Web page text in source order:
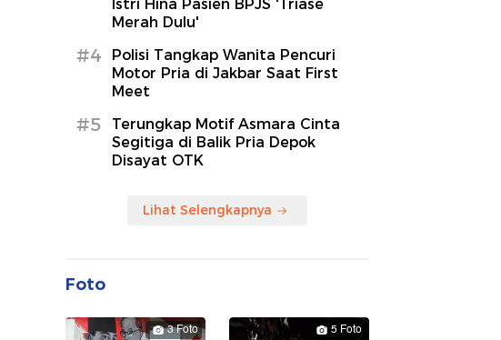
Istri Hina Pasien BPJS 'Triase
Merah Dulu'
#4
Polisi Tangkap Wanita Pencuri
Motor Pria di Jakbar Saat First
Meet
#5
Terungkap Motif Asmara Cinta
Segitiga di Balik Pria Depok
Disayat OTK
Lihat Selengkapnya
Foto
3 Foto 5 Foto